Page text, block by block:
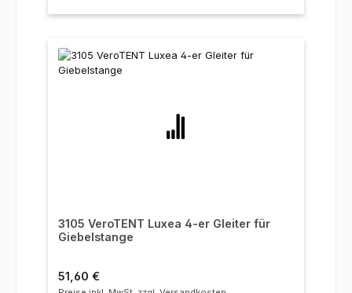
3105 VeroTENT Luxea 4-er Gleiter für
Giebelstange
Regulärer Preis:
51,60 €